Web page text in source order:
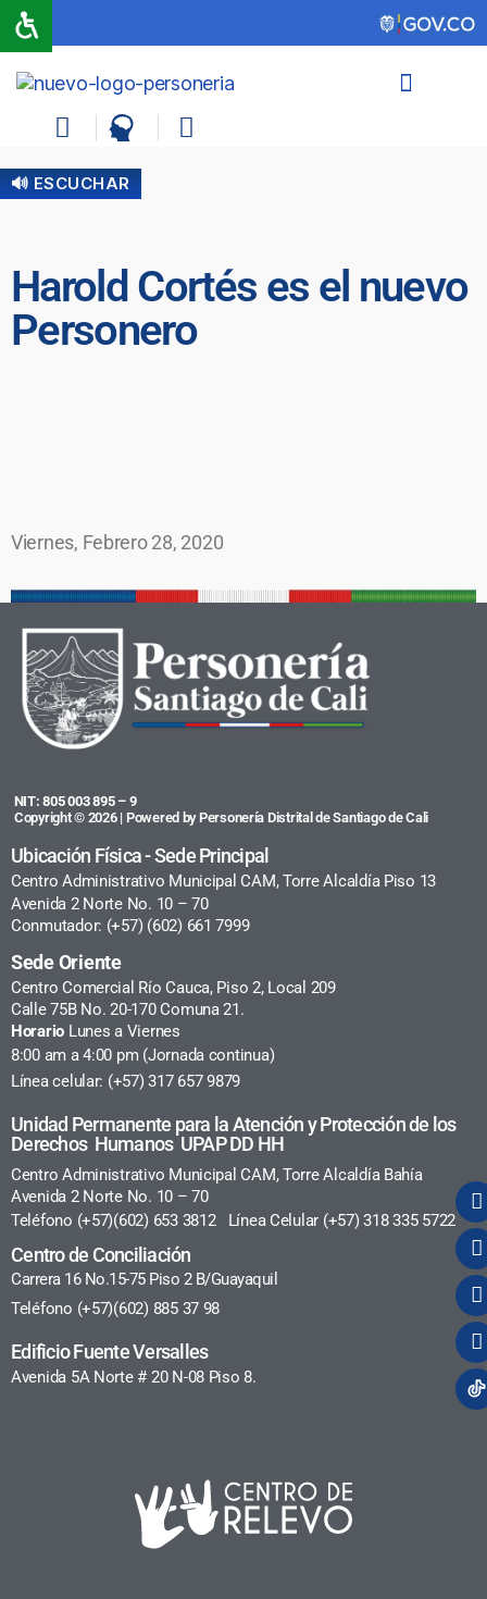
🔊 ESCUCHAR
Harold Cortés es el nuevo
Personero
Viernes, Febrero 28, 2020
NIT: 805 003 895 – 9
Copyright © 2026 | Powered by Personería Distrital de Santiago de Cali
Ubicación Física - Sede Principal
Centro Administrativo Municipal CAM, Torre Alcaldía Piso 13
Avenida 2 Norte No. 10 – 70
Conmutador: (+57) (602) 661 7999
Sede Oriente
Centro Comercial Río Cauca, Piso 2, Local 209
Calle 75B No. 20-170 Comuna 21.
Horario Lunes a Viernes
8:00 am a 4:00 pm (Jornada continua)
Línea celular: (+57) 317 657 9879
Unidad Permanente para la Atención y Protección de los
Derechos Humanos UPAP DD HH
Centro Administrativo Municipal CAM, Torre Alcaldía Bahía
Avenida 2 Norte No. 10 – 70
Teléfono (+57)(602) 653 3812 Línea Celular (+57) 318 335 5722
Centro de Conciliación
Carrera 16 No.15-75 Piso 2 B/Guayaquil
Teléfono (+57)(602) 885 37 98
Edificio Fuente Versalles
Avenida 5A Norte # 20 N-08 Piso 8.